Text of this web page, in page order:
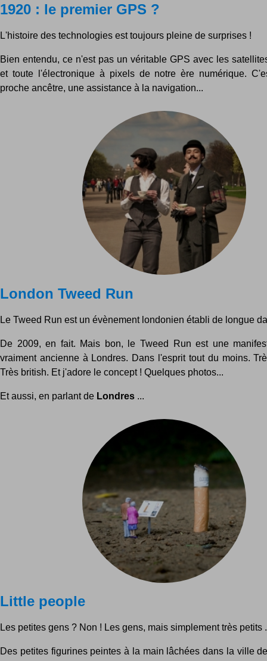
1920 : le premier GPS ?
L'histoire des technologies est toujours pleine de surprises !
Bien entendu, ce n'est pas un véritable GPS avec les
et toute l'électronique à pixels de notre ère numérique.
proche ancêtre, une assistance à la navigation...
London Tweed Run
Le Tweed Run est un évènement londonien établi de longue
De 2009, en fait. Mais bon, le Tweed Run est une
vraiment ancienne à Londres. Dans l'esprit tout du moins.
Très british. Et j'adore le concept ! Quelques photos...
Et aussi, en parlant de Londres ...
Little people
Les petites gens ? Non ! Les gens, mais simplement très petits
Des petites figurines peintes à la main lâchées dans la ville